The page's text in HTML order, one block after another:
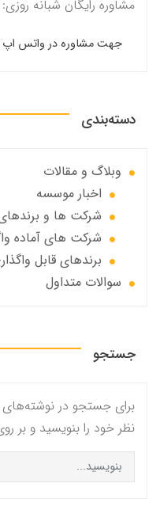
مشاوره رایگان شبانه روزی: 02141858000
جهت مشاوره در واتس اپ
دسته‌بندی
وبلاگ و مقالات
اخبار موسسه
شرکت ها و
شرکت های آماده
برندهای قابل
سوالات متداول
جستجو
برای جستجو در
نظر خود را بنویسید و بر